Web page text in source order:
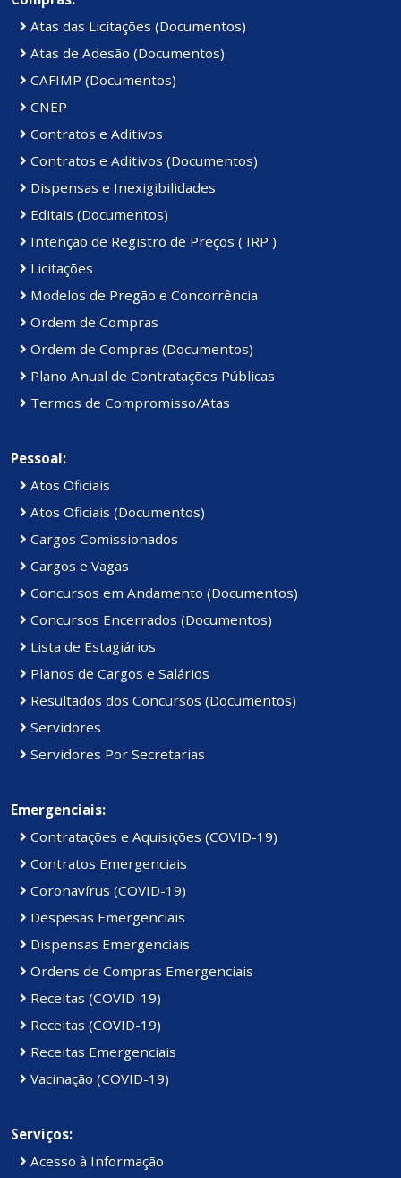
Atas das Licitações (Documentos)
Atas de Adesão (Documentos)
CAFIMP (Documentos)
CNEP
Contratos e Aditivos
Contratos e Aditivos (Documentos)
Dispensas e Inexigibilidades
Editais (Documentos)
Intenção de Registro de Preços ( IRP )
Licitações
Modelos de Pregão e Concorrência
Ordem de Compras
Ordem de Compras (Documentos)
Plano Anual de Contratações Públicas
Termos de Compromisso/Atas
Pessoal:
Atos Oficiais
Atos Oficiais (Documentos)
Cargos Comissionados
Cargos e Vagas
Concursos em Andamento (Documentos)
Concursos Encerrados (Documentos)
Lista de Estagiários
Planos de Cargos e Salários
Resultados dos Concursos (Documentos)
Servidores
Servidores Por Secretarias
Emergenciais:
Contratações e Aquisições (COVID-19)
Contratos Emergenciais
Coronavírus (COVID-19)
Despesas Emergenciais
Dispensas Emergenciais
Ordens de Compras Emergenciais
Receitas (COVID-19)
Receitas (COVID-19)
Receitas Emergenciais
Vacinação (COVID-19)
Serviços:
Acesso à Informação